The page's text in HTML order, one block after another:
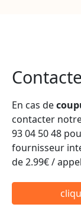
En cas de
contacter
93 04 50 48
fournisseur
de 2.99€ /